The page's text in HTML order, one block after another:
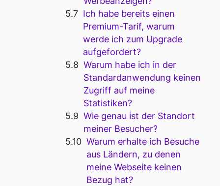
Ich habe bereits einen
Premium-Tarif, warum
werde ich zum Upgrade
aufgefordert?
Warum habe ich in der
Standardanwendung keinen
Zugriff auf meine
Statistiken?
Wie genau ist der Standort
meiner Besucher?
Warum erhalte ich Besuche
aus Ländern, zu denen
meine Webseite keinen
Bezug hat?